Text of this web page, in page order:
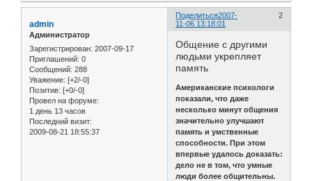
Поделиться 2
2007-
11-06 13:18:01
admin
Администратор
Зарегистрирован: 2007-09-17
Приглашений: 0
Сообщений: 288
Уважение: [+2/-0]
Позитив: [+0/-0]
Провел на форуме:
1 день 13 часов
Последний визит:
2009-08-21 18:55:37
Общение с другими
людьми укрепляет
память
Американские психологи
показали, что даже
несколько минут общения
значительно улучшают
память и умственные
способности. При этом
впервые удалось доказать:
дело не в том, что умные
люди более общительны.